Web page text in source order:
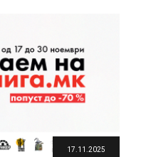
17.11.2025